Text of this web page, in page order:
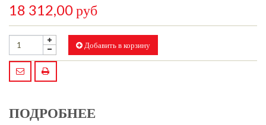
18 312,00 руб
Добавить в корзину
ПОДРОБНЕЕ